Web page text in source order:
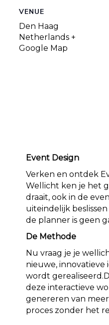
VENUE
Den Haag
Netherlands +
Google Map
Event Design
Verken en ontdek
Wellicht ken je het
draait, ook in de
uiteindelijk
de planner is geen
De Methode
Nu vraag je je
nieuwe,
wordt
deze interactieve
genereren van
proces zonder het